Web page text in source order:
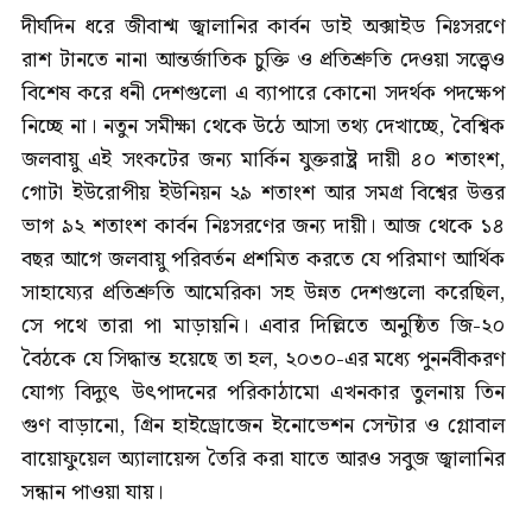
দীর্ঘদিন ধরে জীবাশ্ম জ্বালানির কার্বন ডাই অক্সাইড নিঃসরণে
রাশ টানতে নানা আন্তর্জাতিক চুক্তি ও প্রতিশ্রুতি দেওয়া সত্ত্বেও
বিশেষ করে ধনী দেশগুলো এ ব্যাপারে কোনো সদর্থক পদক্ষেপ
নিচ্ছে না। নতুন সমীক্ষা থেকে উঠে আসা তথ্য দেখাচ্ছে, বৈশ্বিক
জলবায়ু এই সংকটের জন্য মার্কিন যুক্তরাষ্ট্র দায়ী ৪০ শতাংশ,
গোটা ইউরোপীয় ইউনিয়ন ২৯ শতাংশ আর সমগ্র বিশ্বের উত্তর
ভাগ ৯২ শতাংশ কার্বন নিঃসরণের জন্য দায়ী। আজ থেকে ১৪
বছর আগে জলবায়ু পরিবর্তন প্রশমিত করতে যে পরিমাণ আর্থিক
সাহায্যের প্রতিশ্রুতি আমেরিকা সহ উন্নত দেশগুলো করেছিল,
সে পথে তারা পা মাড়ায়নি। এবার দিল্লিতে অনুষ্ঠিত জি-২০
বৈঠকে যে সিদ্ধান্ত হয়েছে তা হল, ২০৩০-এর মধ্যে পুনর্নবীকরণ
যোগ্য বিদ্যুৎ উৎপাদনের পরিকাঠামো এখনকার তুলনায় তিন
গুণ বাড়ানো, গ্রিন হাইড্রোজেন ইনোভেশন সেন্টার ও গ্লোবাল
বায়োফুয়েল অ্যালায়েন্স তৈরি করা যাতে আরও সবুজ জ্বালানির
সন্ধান পাওয়া যায়।